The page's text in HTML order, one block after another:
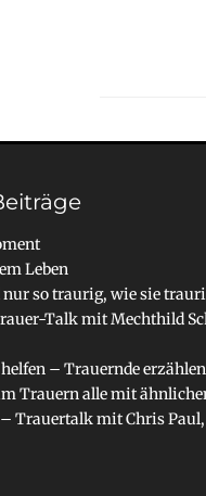
Leben
nur so traurig, wie sie
Talk mit Mechthild
– Trauernde erzählen
Trauern alle mit
Trauertalk mit Chris